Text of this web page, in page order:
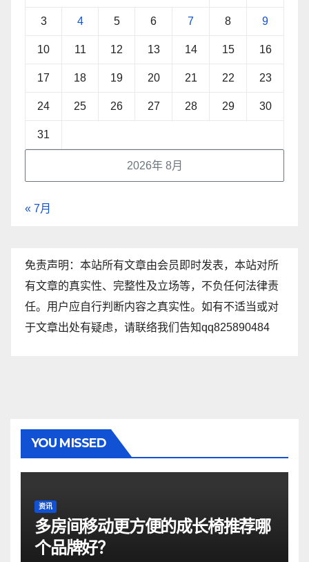
2026年 8月
3 4 5 6 7 8 9
10 11 12 13 14 15 16
17 18 19 20 21 22 23
24 25 26 27 28 29 30
31
« 7月
免责声明：本站所有文章由会员即时发表，本站对所
有文章的真实性、完整性及立场等，不负任何法律责
任。用户应自行判断内容之真实性。如有不适当或对
于文章出处有疑虑，请联络我们告知qq825890484
YOU MISSED
资讯
多房间移动更方便的成长椅推荐哪
个品牌好？